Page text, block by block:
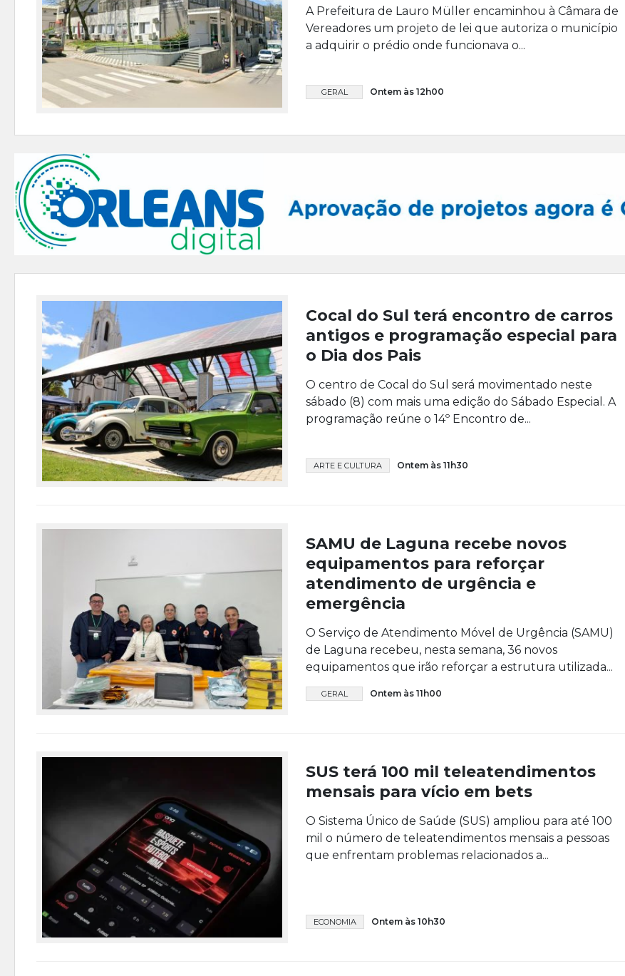
A Prefeitura de Lauro Müller encaminhou à Câmara de
Vereadores um projeto de lei que autoriza o município
a adquirir o prédio onde funcionava o...
GERAL Ontem às 12h00
Cocal do Sul terá encontro de carros
antigos e programação especial para
o Dia dos Pais
O centro de Cocal do Sul será movimentado neste
sábado (8) com mais uma edição do Sábado Especial. A
programação reúne o 14º Encontro de...
ARTE E CULTURA Ontem às 11h30
SAMU de Laguna recebe novos
equipamentos para reforçar
atendimento de urgência e
emergência
O Serviço de Atendimento Móvel de Urgência (SAMU)
de Laguna recebeu, nesta semana, 36 novos
equipamentos que irão reforçar a estrutura utilizada...
GERAL Ontem às 11h00
SUS terá 100 mil teleatendimentos
mensais para vício em bets
O Sistema Único de Saúde (SUS) ampliou para até 100
mil o número de teleatendimentos mensais a pessoas
que enfrentam problemas relacionados a...
ECONOMIA Ontem às 10h30